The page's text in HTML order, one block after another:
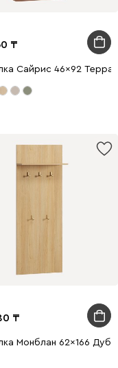
Сайрис 46x92
Монблан 62x166 Дуб